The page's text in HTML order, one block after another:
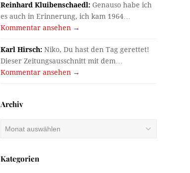
Reinhard Kluibenschaedl: Genauso habe ich
es auch in Erinnerung, ich kam 1964…
Kommentar ansehen →
Karl Hirsch: Niko, Du hast den Tag gerettet!
Dieser Zeitungsausschnitt mit dem…
Kommentar ansehen →
Archiv
Kategorien